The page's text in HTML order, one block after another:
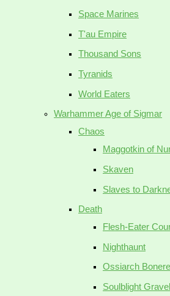
Space Marines
T'au Empire
Thousand Sons
Tyranids
World Eaters
Warhammer Age of Sigmar
Chaos
Maggotkin of
Skaven
Slaves to
Death
Flesh-Eater
Nighthaunt
Ossiarch
Soulblight